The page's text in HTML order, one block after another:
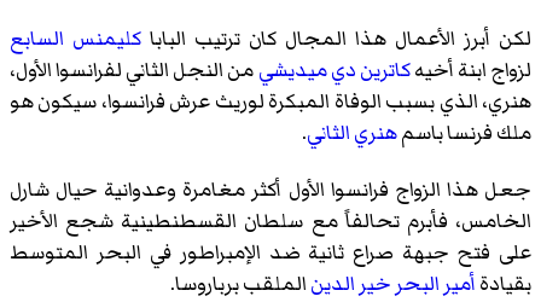
لكن أبرز الأعمال هذا المجال كان ترتيب البابا كليمنس السابع
لزواج ابنة أخيهكاترين دي ميديشيمن النجل الثاني لفرانسوا الأول،
هنري، الذي بسبب الوفاة المبكرة لوريث عرش فرانسوا، سيكون هو
ملك فرنسا باسمهنري الثاني.
جعل هذا الزواج فرانسوا الأول أكثر مغامرة وعدوانية حيال شارل
الخامس، فأبرم تحالفاً مع سلطان القسطنطينية شجع الأخير
على فتح جبهة صراع ثانية ضد الإمبراطور في البحر المتوسط
بقيادةأمير البحر خير الدينالملقب برباروسا.